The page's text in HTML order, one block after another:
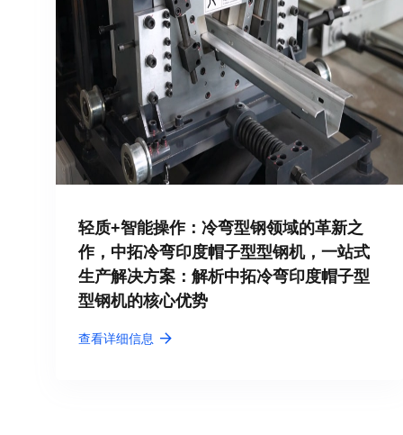
轻质+智能操作：冷弯型钢领域的革新之
作，中拓冷弯印度帽子型型钢机，一站式
生产解决方案：解析中拓冷弯印度帽子型
型钢机的核心优势
查看详细信息